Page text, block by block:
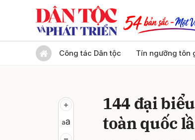
Công tác Dân tộc Tín ngưỡng tôn
144 đại
toàn quốc